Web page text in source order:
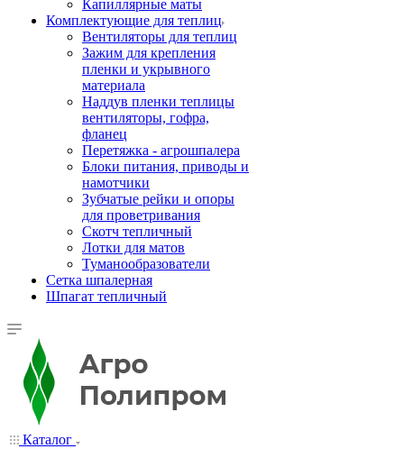
Капиллярные маты
Комплектующие для теплиц
Вентиляторы для теплиц
Зажим для крепления
пленки и укрывного
материала
Наддув пленки теплицы
вентиляторы, гофра,
фланец
Перетяжка - агрошпалера
Блоки питания, приводы и
намотчики
Зубчатые рейки и опоры
для проветривания
Скотч тепличный
Лотки для матов
Туманообразователи
Сетка шпалерная
Шпагат тепличный
Каталог